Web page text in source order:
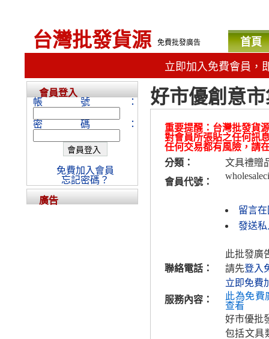
台灣批發貨源 免費批發廣告 首頁
立即加入免費會員，
好市優創意
重要提醒：台灣批發貨
對會員所張貼之任何訊
任何交易都有風險，請
分類：
文具禮贈
會員代號：
留言
發送私
聯絡電話：
此批發廣
請先登入
立即免費
服務內容：
此為免費
查看
好市優批
包括文具
會員登入
帳號：
密碼：
免費加入會員
忘記密碼？
廣告